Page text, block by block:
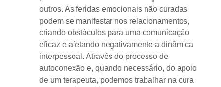
outros. As feridas emocionais não curadas
podem se manifestar nos relacionamentos,
criando obstáculos para uma comunicação
eficaz e afetando negativamente a dinâmica
interpessoal. Através do processo de
autoconexão e, quando necessário, do apoio
de um terapeuta, podemos trabalhar na cura